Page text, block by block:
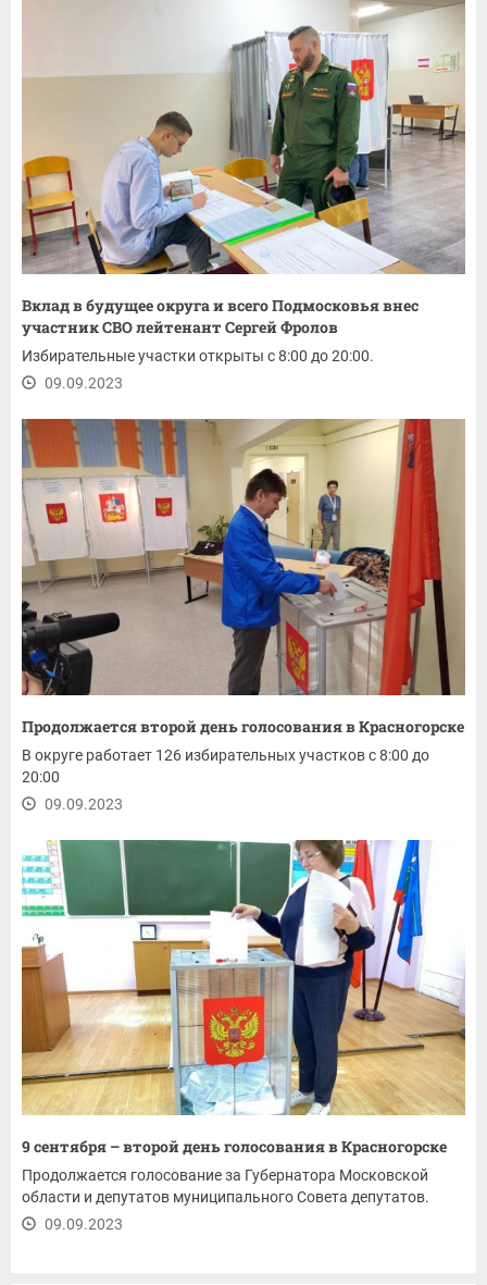
Вклад в будущее округа и всего Подмосковья внес
участник СВО лейтенант Сергей Фролов
Избирательные участки открыты с 8:00 до 20:00.
09.09.2023
Продолжается второй день голосования в Красногорске
В округе работает 126 избирательных участков с 8:00 до
20:00
09.09.2023
9 сентября – второй день голосования в Красногорске
Продолжается голосование за Губернатора Московской
области и депутатов муниципального Совета депутатов.
09.09.2023